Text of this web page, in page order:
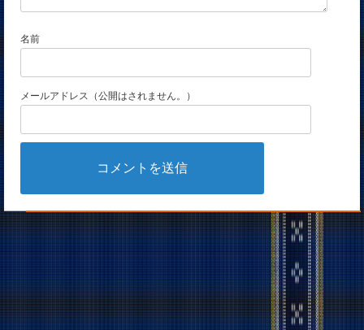
名前
メールアドレス（公開はされません。）